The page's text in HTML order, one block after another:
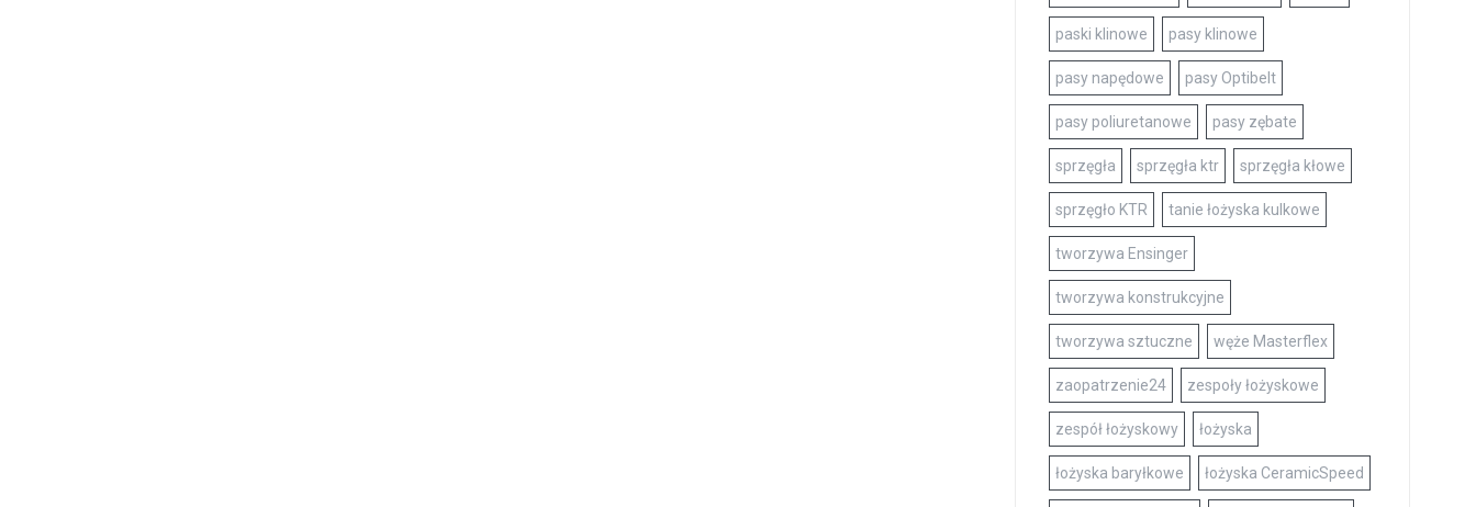
paski klinowe pasy klinowe
pasy napędowe pasy Optibelt
pasy poliuretanowe pasy zębate
sprzęgła sprzęgła ktr sprzęgła kłowe
sprzęgło KTR tanie łożyska kulkowe
tworzywa Ensinger
tworzywa konstrukcyjne
tworzywa sztuczne węże Masterflex
zaopatrzenie24 zespoły łożyskowe
zespół łożyskowy łożyska
łożyska baryłkowe łożyska CeramicSpeed